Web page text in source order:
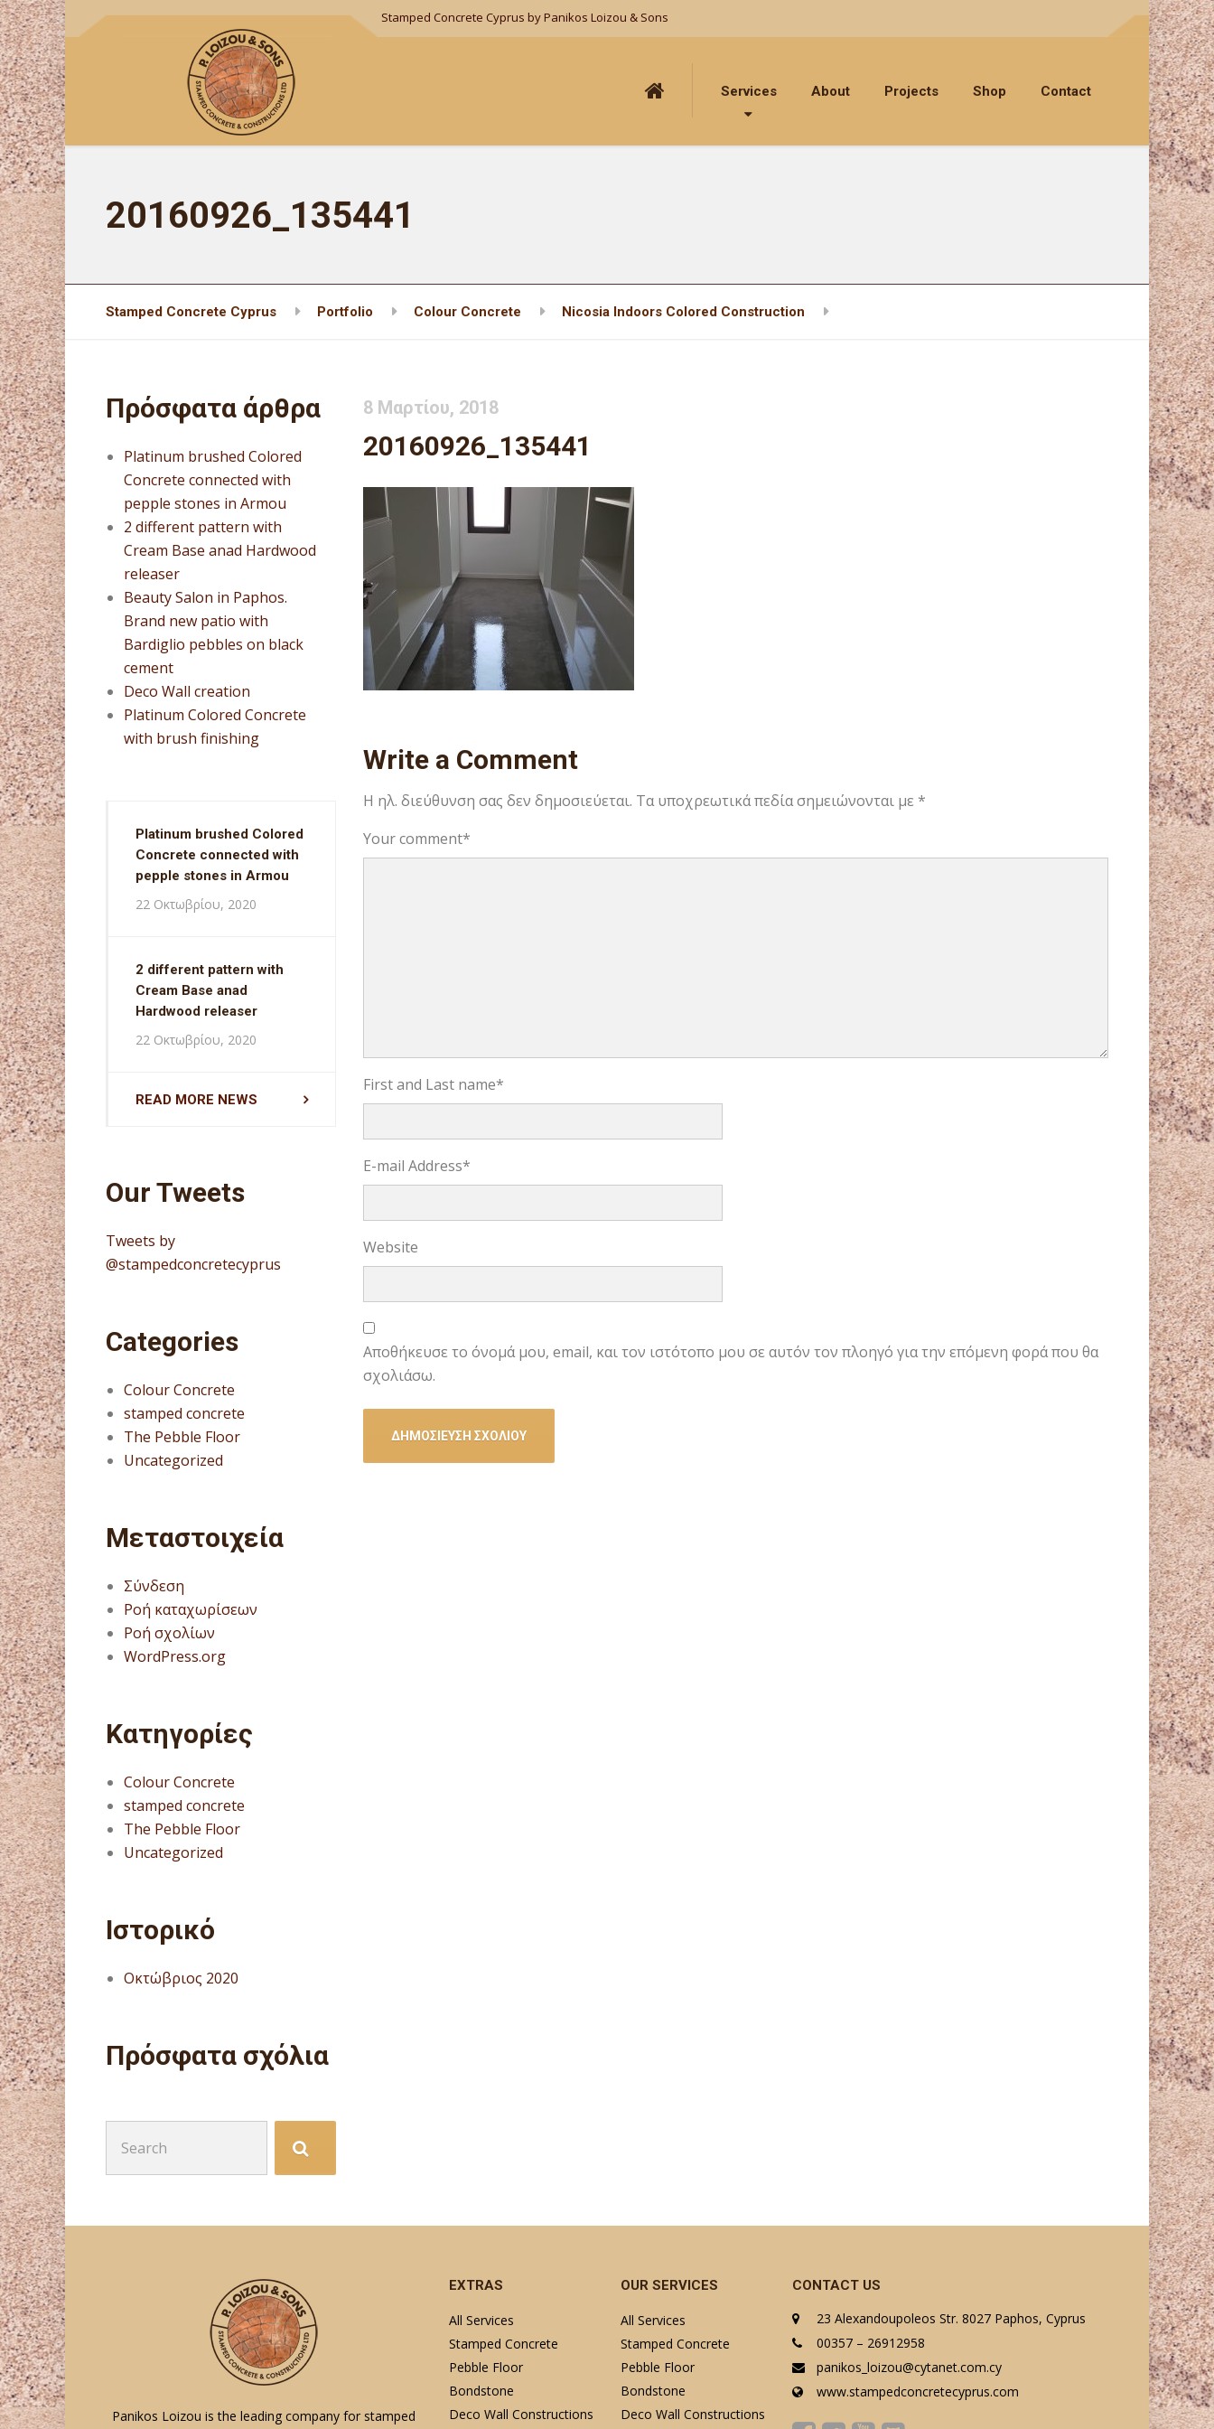
Stamped Concrete Cyprus by Panikos Loizou & Sons
Services About Projects Shop Contact
20160926_135441
Stamped Concrete Cyprus Portfolio Colour Concrete Nicosia Indoors Colored Construction
8 Μαρτίου, 2018
20160926_135441
Write a Comment
Η ηλ. διεύθυνση σας δεν δημοσιεύεται. Τα υποχρεωτικά πεδία σημειώνονται με *
Your comment*
First and Last name*
E-mail Address*
Website
Αποθήκευσε το όνομά μου, email, και τον ιστότοπο μου σε αυτόν τον πλοηγό για την επόμενη φορά που θα
σχολιάσω.
Πρόσφατα άρθρα
Platinum brushed Colored
Concrete connected with
pepple stones in Armou
2 different pattern with
Cream Base anad Hardwood
releaser
Beauty Salon in Paphos.
Brand new patio with
Bardiglio pebbles on black
cement
Deco Wall creation
Platinum Colored Concrete
with brush finishing
Platinum brushed Colored
Concrete connected with
pepple stones in Armou
22 Οκτωβρίου, 2020
2 different pattern with
Cream Base anad
Hardwood releaser
22 Οκτωβρίου, 2020
READ MORE NEWS
Our Tweets
Tweets by
@stampedconcretecyprus
Categories
Colour Concrete
stamped concrete
The Pebble Floor
Uncategorized
Μεταστοιχεία
Σύνδεση
Ροή καταχωρίσεων
Ροή σχολίων
WordPress.org
Kατηγορίες
Colour Concrete
stamped concrete
The Pebble Floor
Uncategorized
Ιστορικό
Οκτώβριος 2020
Πρόσφατα σχόλια
for:
Panikos Loizou is the leading company for stamped
EXTRAS
All Services
Stamped Concrete
Pebble Floor
Bondstone
Deco Wall Constructions
OUR SERVICES
All Services
Stamped Concrete
Pebble Floor
Bondstone
Deco Wall Constructions
CONTACT US
23 Alexandoupoleos Str. 8027 Paphos, Cyprus
00357 – 26912958
panikos_loizou@cytanet.com.cy
www.stampedconcretecyprus.com